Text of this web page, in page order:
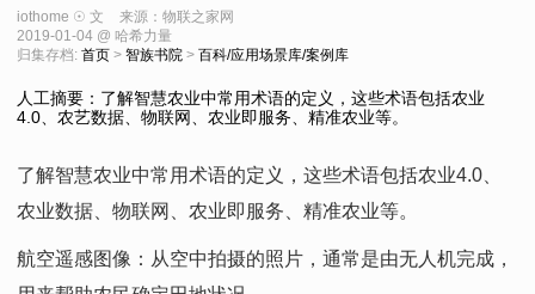
iothome ☉ 文
来源：物联之家网
2019-01-04 @ 哈希力量
归集存档: 首页 > 智族书院 > 百科/应用场景库/案例库
人工摘要：了解智慧农业中常用术语的定义，这些术语包括农业
4.0、农艺数据、物联网、农业即服务、精准农业等。
了解智慧农业中常用术语的定义，这些术语包括农业4.0、
农业数据、物联网、农业即服务、精准农业等。
航空遥感图像：从空中拍摄的照片，通常是由无人机完成，